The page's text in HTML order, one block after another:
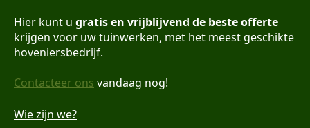
Hier kunt u gratis en vrijblijvend de beste offerte
krijgen voor uw tuinwerken, met het meest geschikte
hoveniersbedrijf.
Contacteer ons vandaag nog!
Wie zijn we?